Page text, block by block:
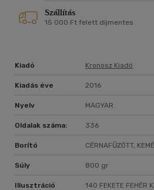
boltozatának számítógépes
csupán a szűkebb szakma
körének is.
Szállítás
15 000 Ft felett díjmentes
Kiadó Kronosz Kiadó
Kiadás éve 2016
Nyelv MAGYAR
Oldalak száma: 336
Borító CÉRNAFŰZÖTT,
Súly 800 gr
Illusztráció 140 FEKETE FEHÉR